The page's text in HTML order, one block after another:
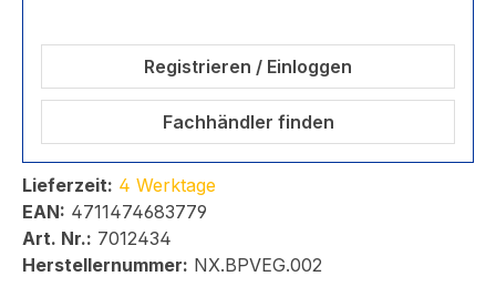
Registrieren / Einloggen
Fachhändler finden
Lieferzeit: 4 Werktage
EAN: 4711474683779
Art. Nr.: 7012434
Herstellernummer: NX.BPVEG.002